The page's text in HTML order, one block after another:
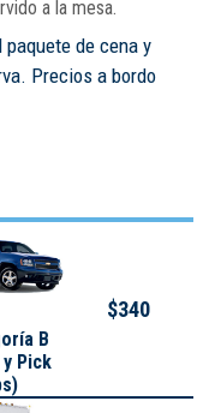
a la mesa.
de cena y
Precios a bordo
B
y Pick
$340